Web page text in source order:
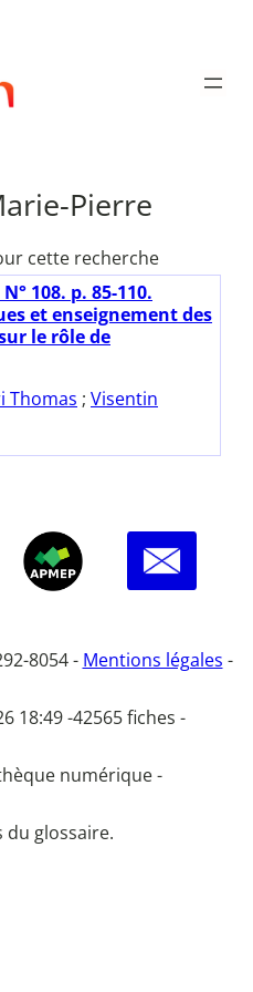
Pierre
cette recherche
108. p. 85-110.
et enseignement des
le rôle de
Thomas ; Visentin
8054 - Mentions légales -
18:49 -42565 fiches -
numérique -
du glossaire.